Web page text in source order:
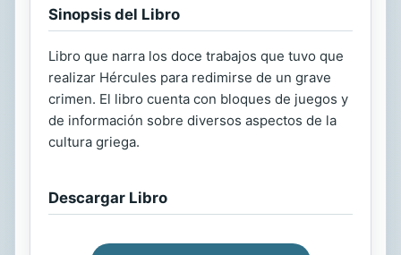
Sinopsis del Libro
Libro que narra los doce trabajos que tuvo que
realizar Hércules para redimirse de un grave
crimen. El libro cuenta con bloques de juegos y
de información sobre diversos aspectos de la
cultura griega.
Descargar Libro